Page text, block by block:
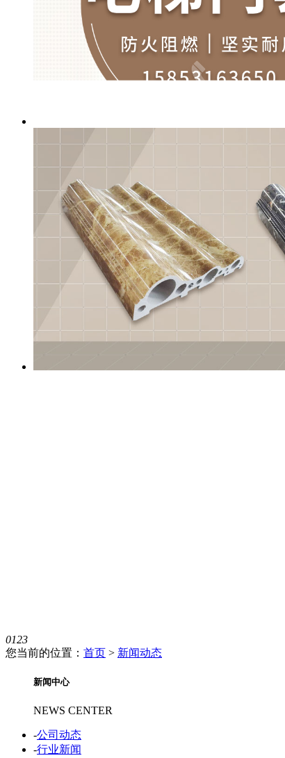
0123
您当前的位置： 首页 > 新闻动态
新闻中心
NEWS CENTER
-公司动态
-行业新闻